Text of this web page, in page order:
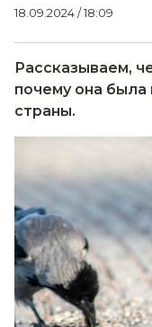
18.09.2024 / 18:09
Рассказываем,
почему она
страны.